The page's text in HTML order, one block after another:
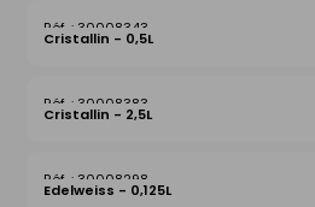
30008343
Cristallin - 0,5L
30008383
Cristallin - 2,5L
30008298
Edelweiss - 0,125L